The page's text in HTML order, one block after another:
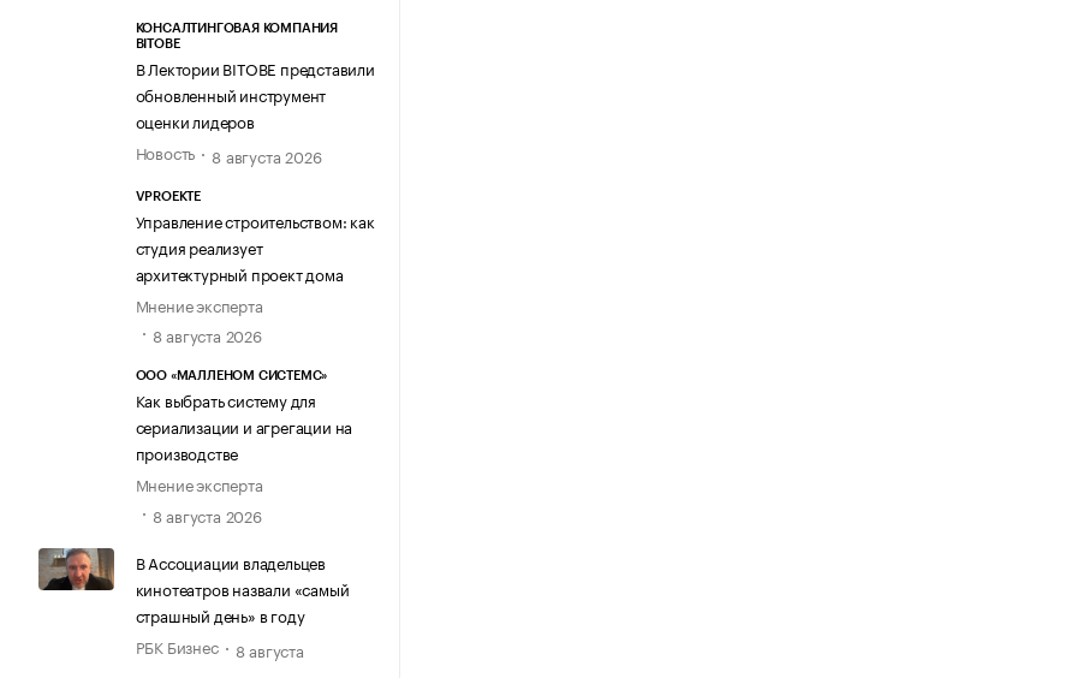
КОНСАЛТИНГОВАЯ КОМПАНИЯ
BITOBE
В Лектории BITOBE представили
обновленный инструмент
оценки лидеров
Новость
8 августа 2026
VPROEKTE
Управление строительством: как
студия реализует
архитектурный проект дома
Мнение эксперта
8 августа 2026
ООО «МАЛЛЕНОМ СИСТЕМС»
Как выбрать систему для
сериализации и агрегации на
производстве
Мнение эксперта
8 августа 2026
В Ассоциации владельцев
кинотеатров назвали «самый
страшный день» в году
РБК Бизнес
8 августа